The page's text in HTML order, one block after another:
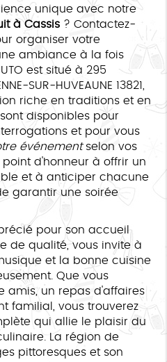
unique avec notre
à Cassis ? Contactez-
organiser votre
ambiance à la fois
est situé à 295
SUR-HUVEAUNE 13821,
riche en traditions et en
disponibles pour
et pour vous
événementselon vos
point d'honneur à offrir un
et à anticiper chacune
garantir une soirée
pour son accueil
de qualité, vous invite à
et la bonne cuisine
Que vous
amis, un repas d'affaires
familial, vous trouverez
qui allie le plaisir du
La région de
pittoresques et son